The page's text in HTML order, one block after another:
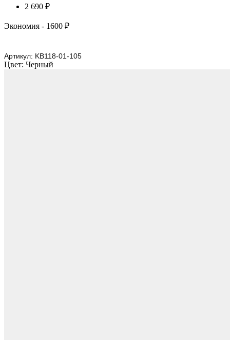
2 690 ₽
Экономия - 1600 ₽
Артикул: KB118-01-105
Цвет: Черный